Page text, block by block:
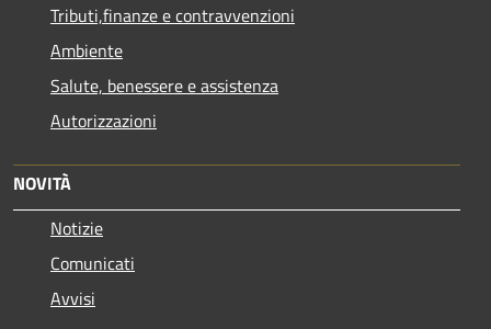
Tributi,finanze e contravvenzioni
Ambiente
Salute, benessere e assistenza
Autorizzazioni
NOVITÀ
Notizie
Comunicati
Avvisi